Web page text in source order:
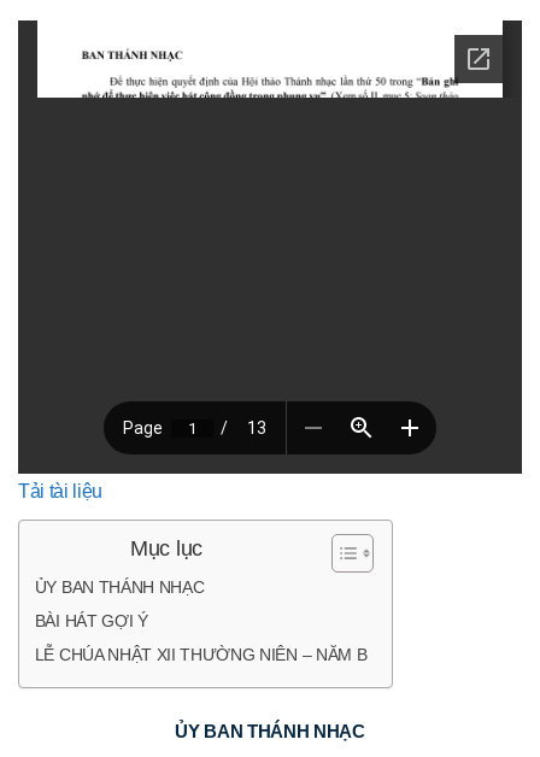
Tải tài liệu
Mục lục
ỦY BAN THÁNH NHẠC
BÀI HÁT GỢI Ý
LỄ CHÚA NHẬT XII THƯỜNG NIÊN – NĂM B
ỦY BAN THÁNH NHẠC